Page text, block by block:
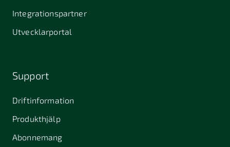
Integrationspartner
Utvecklarportal
Support
Driftinformation
Produkthjälp
Abonnemang